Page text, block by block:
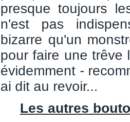
presque toujours
n'est pas
bizarre qu'un
pour faire une trêve
évidemment -
ai dit au revoir...
Les autres